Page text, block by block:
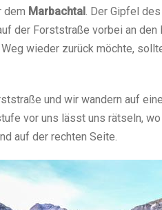
dem Marbachtal. Der Gipfel
der Forststraße vorbei an den
wieder zurück möchte,
und wir wandern auf
vor uns lässt uns rätseln,
auf der rechten Seite.